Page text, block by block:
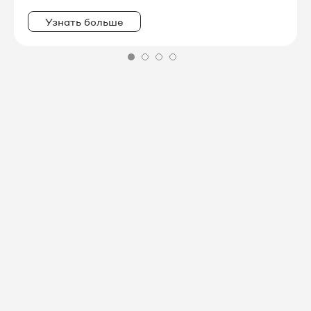
8 863 333-57-16
8 863 333-58-76
Узнать больше